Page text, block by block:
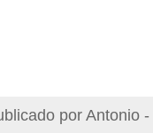
porAntonio